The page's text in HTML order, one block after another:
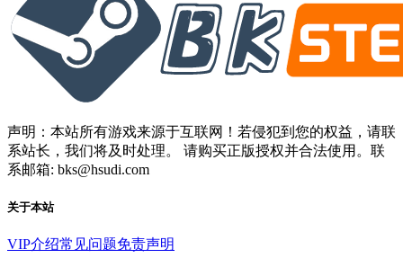
声明：本站所有游戏来源于互联网！若侵犯到您的权益，请联
系站长，我们将及时处理。 请购买正版授权并合法使用。联
系邮箱: bks@hsudi.com
关于本站
VIP介绍常见问题免责声明